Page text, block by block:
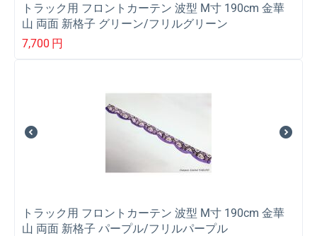
トラック用 フロントカーテン 波型 M寸 190cm 金華
山 両面 新格子 グリーン/フリルグリーン
7,700 円
トラック用 フロントカーテン 波型 M寸 190cm 金華
山 両面 新格子 パープル/フリルパープル